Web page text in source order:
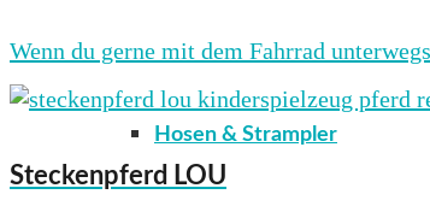
Hosen & Strampler
Wenn du gerne mit dem Fahrrad
Steckenpferd LOU